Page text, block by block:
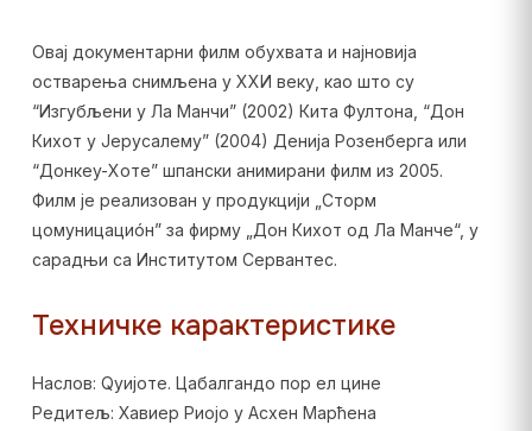
Овај документарни филм обухвата и најновија
остварења снимљена у XXИ веку, као што су
“Изгубљени у Ла Манчи” (2002) Кита Фултона, “Дон
Кихот у Јерусалему” (2004) Денија Розенберга или
“Донкеy-Xоте” шпански анимирани филм из 2005.
Филм је реализован у продукцији „Сторм
цомуницациóн” за фирму „Дон Кихот од Ла Манче“, у
сарадњи са Институтом Сервантес.
Техничке карактеристике
Наслов: Qуијоте. Цабалгандо пор ел цине
Редитељ: Хавиер Риојо y Асхен Марћена